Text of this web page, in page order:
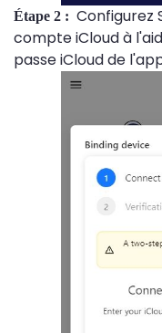
Étape 2 : Configurez
compte iCloud à
passe iCloud de